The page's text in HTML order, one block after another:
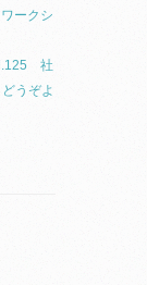
ークシ
社
うぞよ